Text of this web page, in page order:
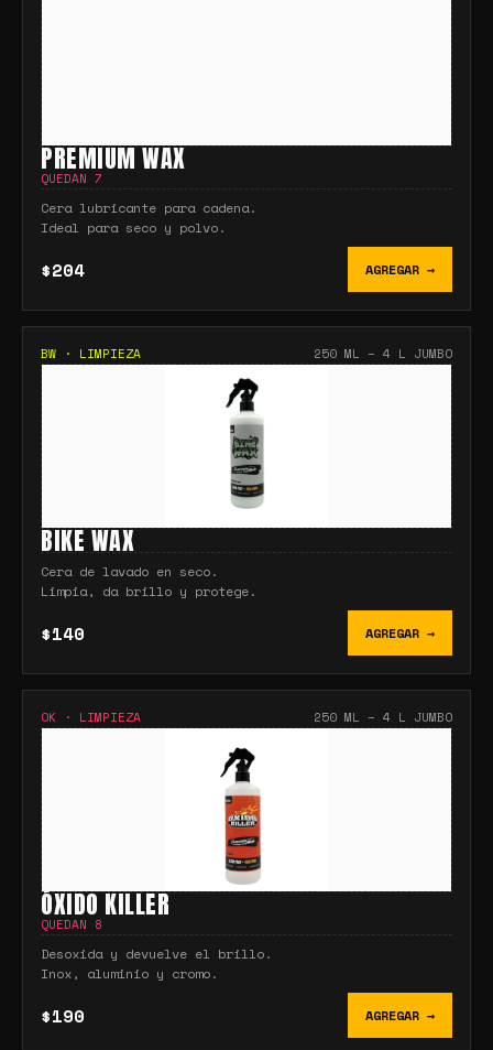
PREMIUM WAX
QUEDAN 7
Cera lubricante para cadena.
Ideal para seco y polvo.
$204 AGREGAR →
BW · LIMPIEZA 250 ML – 4 L JUMBO
BIKE WAX
Cera de lavado en seco.
Limpia, da brillo y protege.
$140 AGREGAR →
OK · LIMPIEZA 250 ML – 4 L JUMBO
ÓXIDO KILLER
QUEDAN 8
Desoxida y devuelve el brillo.
Inox, aluminio y cromo.
$190 AGREGAR →